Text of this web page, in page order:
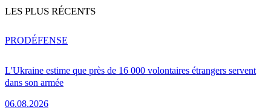
LES PLUS RÉCENTS
L'Ukraine estime que près de 16 000 volontaires étrangers servent
dans son armée
06.08.2026
PRODÉFENSE